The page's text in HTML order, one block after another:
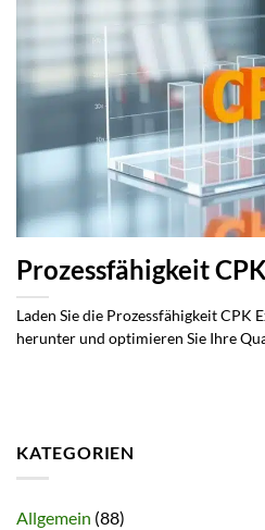
Prozessfähigkeit
Laden Sie die Prozessfähigkeit CPK
herunter und optimieren Sie Ihre
KATEGORIEN
Allgemein (88)